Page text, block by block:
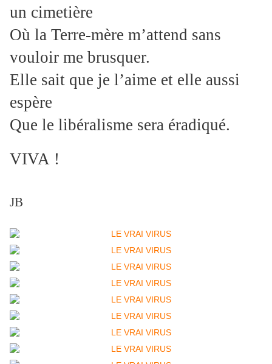
un cimetière
Où la Terre-mère m’attend sans
vouloir me brusquer.
Elle sait que je l’aime et elle aussi
espère
Que le libéralisme sera éradiqué.
VIVA !
JB